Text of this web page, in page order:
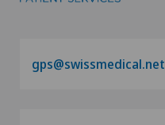
gps@swissmedical.net